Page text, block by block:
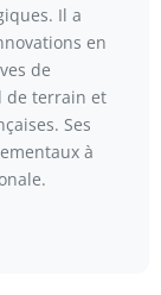
Il a
en
de
de terrain et
Ses
à